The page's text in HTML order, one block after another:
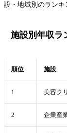
設・地域別のランキ
施設別年収ラ
順位 施設
1 美容ク
2 企業産